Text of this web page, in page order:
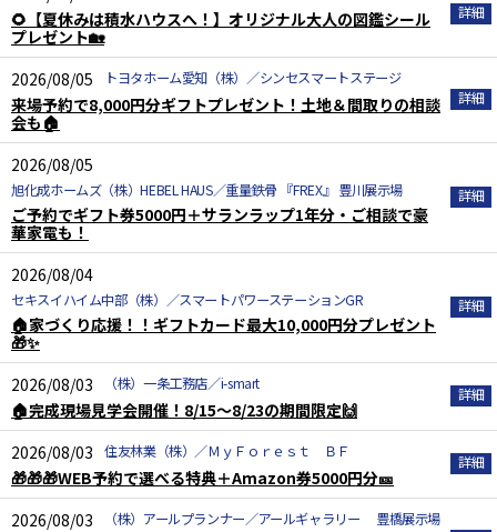
🌻【夏休みは積水ハウスへ！】オリジナル大人の図鑑シール
プレゼント🏡
2026/08/05
トヨタホーム愛知（株）／シンセスマートステージ
来場予約で8,000円分ギフトプレゼント！土地＆間取りの相談
会も🏠
2026/08/05
旭化成ホームズ（株）HEBEL HAUS／重量鉄骨 『FREX』 豊川展示場
ご予約でギフト券5000円＋サランラップ1年分・ご相談で豪
華家電も！
2026/08/04
セキスイハイム中部（株）／スマートパワーステーションGR
🏠家づくり応援！！ギフトカード最大10,000円分プレゼント
🎁✨
2026/08/03
（株）一条工務店／i-smart
🏠完成現場見学会開催！8/15～8/23の期間限定🙌
2026/08/03
住友林業（株）／ＭｙＦｏｒｅｓｔ ＢＦ
🎁🎁🎁WEB予約で選べる特典＋Amazon券5000円分🎫
2026/08/03
（株）アールプランナー／アールギャラリー 豊橋展示場